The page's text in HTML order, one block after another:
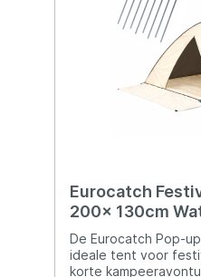
Eurocatch
200x 130cm
Oxfort nylon
De Eurocatch Pop-
ideale tent voor
korte